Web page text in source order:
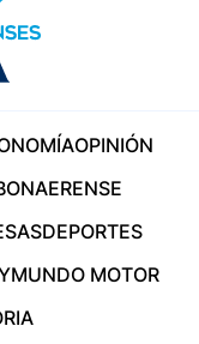
OPINIÓN
DEPORTES
MUNDO MOTOR